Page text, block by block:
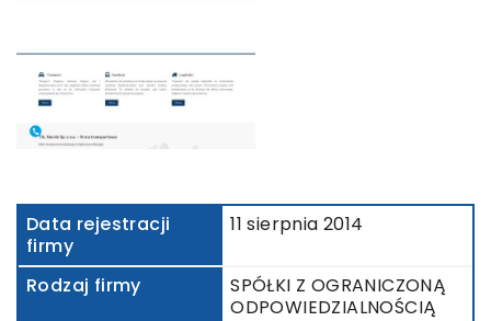
Data rejestracji
firmy
11 sierpnia 2014
Rodzaj firmy
SPÓŁKI Z OGRANICZONĄ
ODPOWIEDZIALNOŚCIĄ